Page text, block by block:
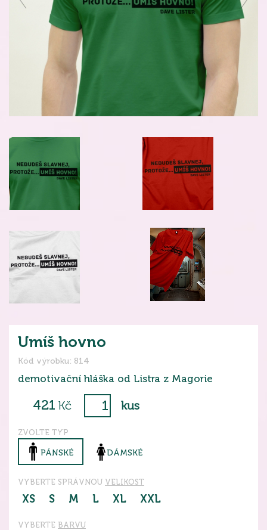
Umíš hovno
Kód výrobku: 814
demotivační hláška od Listra z Magorie
421 Kč kus
ZVOLTE TYP
PÁNSKÉ DÁMSKÉ
VYBERTE SPRÁVNOU VELIKOST
XS S M L XL XXL
VYBERTE BARVU